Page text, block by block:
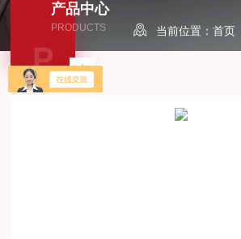
产品中心
PRODUCTS
P
当前位置：首页